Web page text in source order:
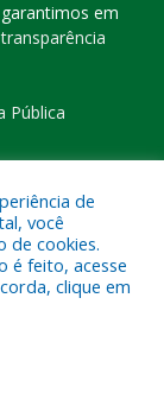
em
Pública
de Eldorado
de
você
de cookies.
é feito, acesse
clique em